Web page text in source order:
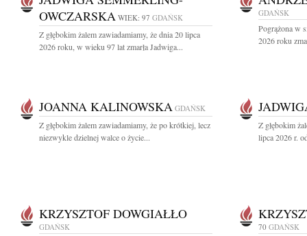
OWCZARSKA WIEK: 97 GDAŃSK
Z głębokim żalem zawiadamiamy, że dnia 20 lipca
2026 roku, w wieku 97 lat zmarła Jadwiga...
GDAŃSK
Pogrążona w
2026 roku
JOANNA KALINOWSKA GDAŃSK
Z głębokim żalem zawiadamiamy, że po krótkiej, lecz
niezwykle dzielnej walce o życie...
Z głębokim
lipca 2026 r.
KRZYSZTOF DOWGIAŁŁO
GDAŃSK 70 GDAŃSK